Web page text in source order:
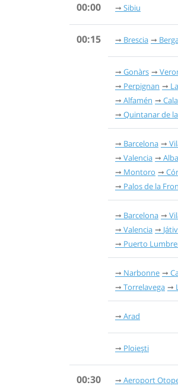
00:00 Sibiu
00:15 Brescia
Gonàrs
Perpignan
Alfamén
Quintanar de
Barcelona
Valencia
Montoro
Palos de la
Barcelona
Valencia
Puerto
Narbonne
Torrelavega
Arad
Ploiești
00:30 Aeroport